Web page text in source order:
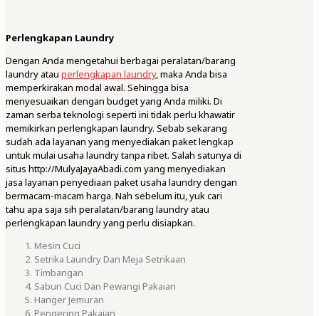
Perlengkapan Laundry
Dengan Anda mengetahui berbagai peralatan/barang
laundry atau perlengkapan laundry, maka Anda bisa
memperkirakan modal awal. Sehingga bisa
menyesuaikan dengan budget yang Anda miliki. Di
zaman serba teknologi seperti ini tidak perlu khawatir
memikirkan perlengkapan laundry. Sebab sekarang
sudah ada layanan yang menyediakan paket lengkap
untuk mulai usaha laundry tanpa ribet. Salah satunya di
situs http://MulyaJayaAbadi.com yang menyediakan
jasa layanan penyediaan paket usaha laundry dengan
bermacam-macam harga. Nah sebelum itu, yuk cari
tahu apa saja sih peralatan/barang laundry atau
perlengkapan laundry yang perlu disiapkan.
Mesin Cuci
Setrika Laundry Dan Meja Setrikaan
Timbangan
Sabun Cuci Dan Pewangi Pakaian
Hanger Jemuran
Pengering Pakaian